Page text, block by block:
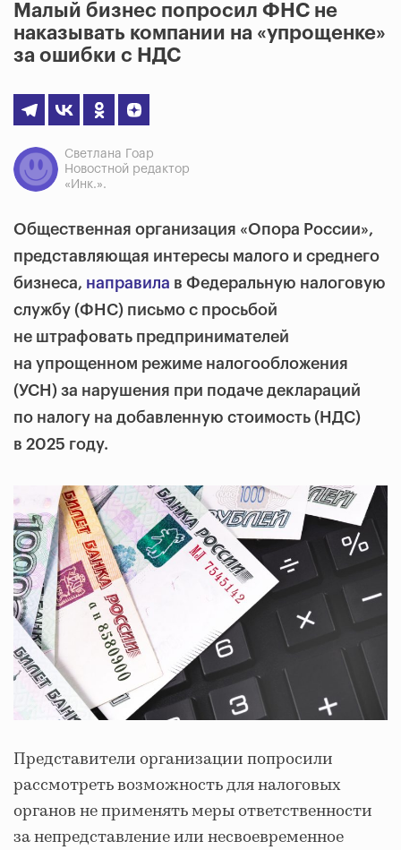
Малый бизнес попросил ФНС не
наказывать компании на «упрощенке»
за ошибки с НДС
Светлана Гоар
Новостной редактор
«Инк.».
Общественная организация «Опора России»,
представляющая интересы малого и среднего
бизнеса, направила в Федеральную налоговую
службу (ФНС) письмо с просьбой
не штрафовать предпринимателей
на упрощенном режиме налогообложения
(УСН) за нарушения при подаче деклараций
по налогу на добавленную стоимость (НДС)
в 2025 году.
Представители организации попросили
рассмотреть возможность для налоговых
органов не применять меры ответственности
за непредставление или несвоевременное